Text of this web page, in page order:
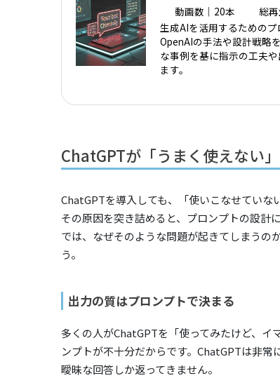
動画数｜20本
総
生成AIを活用するための
OpenAIの手法や設計戦略
な事例を基に指示の工夫
ます。
ChatGPTが「うまく使えない
ChatGPTを導入しても、「使いこなせていな
その原因を突き詰めると、プロンプトの設計
では、なぜそのような問題が起きてしまうの
う。
出力の質はプロンプトで決まる
多くの人がChatGPTを「使ってみたけど、
ンプトが不十分だからです。ChatGPTは非常
曖昧な回答しか返ってきません。